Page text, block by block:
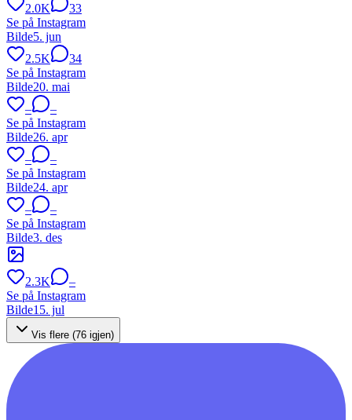
2.0K
33
Se på Instagram
Bilde5. jun
2.5K
34
Se på Instagram
Bilde20. mai
–
–
Se på Instagram
Bilde26. apr
–
–
Se på Instagram
Bilde24. apr
–
–
Se på Instagram
Bilde3. des
2.3K
–
Se på Instagram
Bilde15. jul
Vis flere (76 igjen)